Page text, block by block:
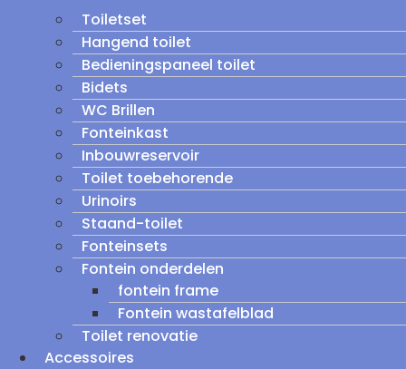
Toiletset
Hangend toilet
Bedieningspaneel toilet
Bidets
WC Brillen
Fonteinkast
Inbouwreservoir
Toilet toebehorende
Urinoirs
Staand-toilet
Fonteinsets
Fontein onderdelen
fontein frame
Fontein wastafelblad
Toilet renovatie
Accessoires